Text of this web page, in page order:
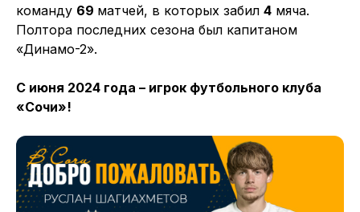
команду 69 матчей, в которых забил 4 мяча.
Полтора последних сезона был капитаном
«Динамо-2».
С июня 2024 года – игрок футбольного клуба
«Сочи»!